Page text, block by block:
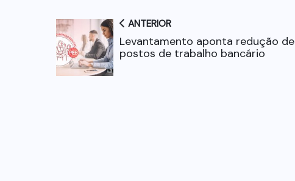
ANTERIOR
Levantamento aponta redução de
postos de trabalho bancário